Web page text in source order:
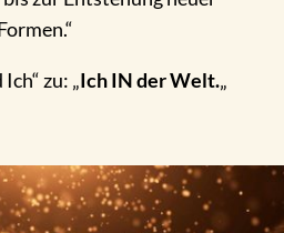
zu: „Ich IN der Welt.„